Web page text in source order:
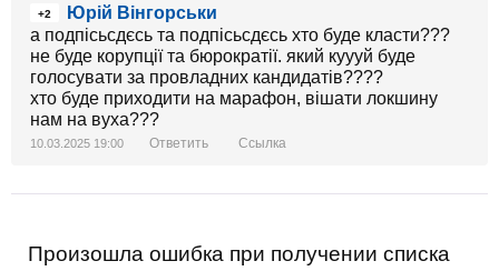
+2
Юрій Вінгорськи
а подпісьсдєсь та подпісьсдєсь хто буде класти???
не буде корупції та бюрократії. який куууй буде
голосувати за провладних кандидатів????
хто буде приходити на марафон, вішати локшину
нам на вуха???
10.03.2025 19:00 Ответить Ссылка
Произошла ошибка при получении списка